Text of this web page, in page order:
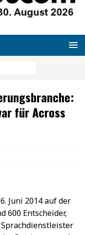
für Across
Juni 2014 auf der
600 Entscheider,